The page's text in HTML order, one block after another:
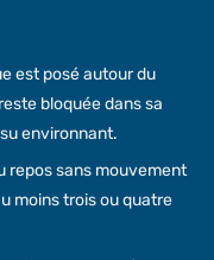
est posé autour du
bloquée dans sa
environnant.
repos sans mouvement
moins trois ou quatre